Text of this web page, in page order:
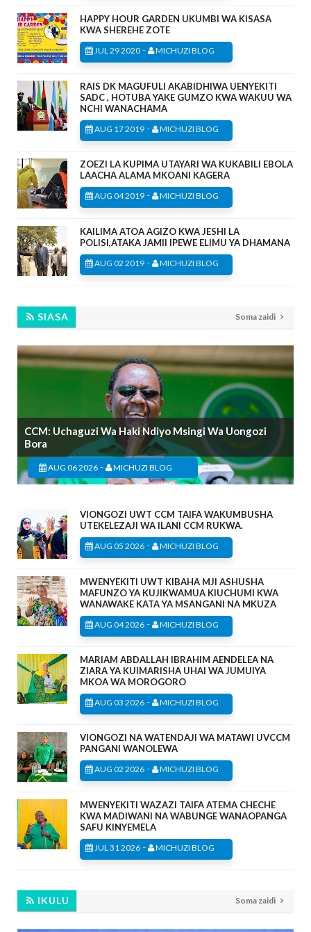
HAPPY HOUR GARDEN UKUMBI WA KISASA
KWA SHEREHE ZOTE
JUL 29 2020 - MICHUZI BLOG
RAIS DK MAGUFULI AKABIDHIWA UENYEKITI
SADC , HOTUBA YAKE GUMZO KWA WAKUU WA
NCHI WANACHAMA
AUG 17 2019 - MICHUZI BLOG
ZOEZI LA KUPIMA UTAYARI WA KUKABILI EBOLA
LAACHA ALAMA MKOANI KAGERA
AUG 04 2019 - MICHUZI BLOG
KAILIMA ATOA AGIZO KWA JESHI LA
POLISI,ATAKA JAMII IPEWE ELIMU YA DHAMANA
AUG 02 2019 - MICHUZI BLOG
SIASA Soma zaidi
CCM: Uchaguzi Wa Haki Ndiyo Msingi Wa Uongozi
Bora
AUG 06 2026 - MICHUZI BLOG
VIONGOZI UWT CCM TAIFA WAKUMBUSHA
UTEKELEZAJI WA ILANI CCM RUKWA.
AUG 05 2026 - MICHUZI BLOG
MWENYEKITI UWT KIBAHA MJI ASHUSHA
MAFUNZO YA KUJIKWAMUA KIUCHUMI KWA
WANAWAKE KATA YA MSANGANI NA MKUZA
AUG 04 2026 - MICHUZI BLOG
MARIAM ABDALLAH IBRAHIM AENDELEA NA
ZIARA YA KUIMARISHA UHAI WA JUMUIYA
MKOA WA MOROGORO
AUG 03 2026 - MICHUZI BLOG
VIONGOZI NA WATENDAJI WA MATAWI UVCCM
PANGANI WANOLEWA
AUG 02 2026 - MICHUZI BLOG
MWENYEKITI WAZAZI TAIFA ATEMA CHECHE
KWA MADIWANI NA WABUNGE WANAOPANGA
SAFU KINYEMELA
JUL 31 2026 - MICHUZI BLOG
IKULU Soma zaidi